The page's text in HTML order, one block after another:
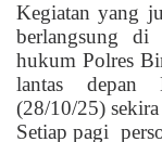
Kegiatan yang
berlangsung di
hukum Polres
lantas depan
(28/10/25)
Setiap pagi